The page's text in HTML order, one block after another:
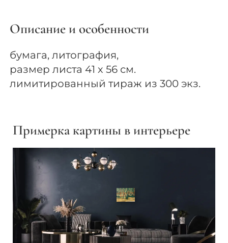
Описание и особенности
бумага, литография,
размер листа 41 х 56 см.
лимитированный тираж из 300 экз.
Примерка картины в интерьере